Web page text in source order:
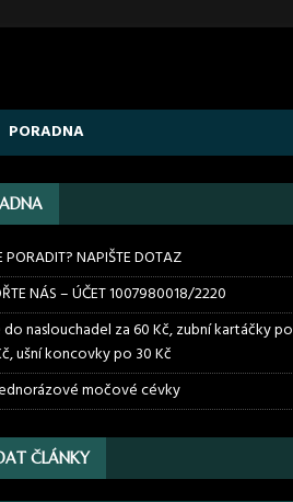
PORADNA
PORADIT? NAPIŠTE DOTAZ
NÁS – ÚČET 1007980018/2220
naslouchadel za 60 Kč, zubní kartáčky po
ušní koncovky po 30 Kč
močové cévky
ČLÁNKY